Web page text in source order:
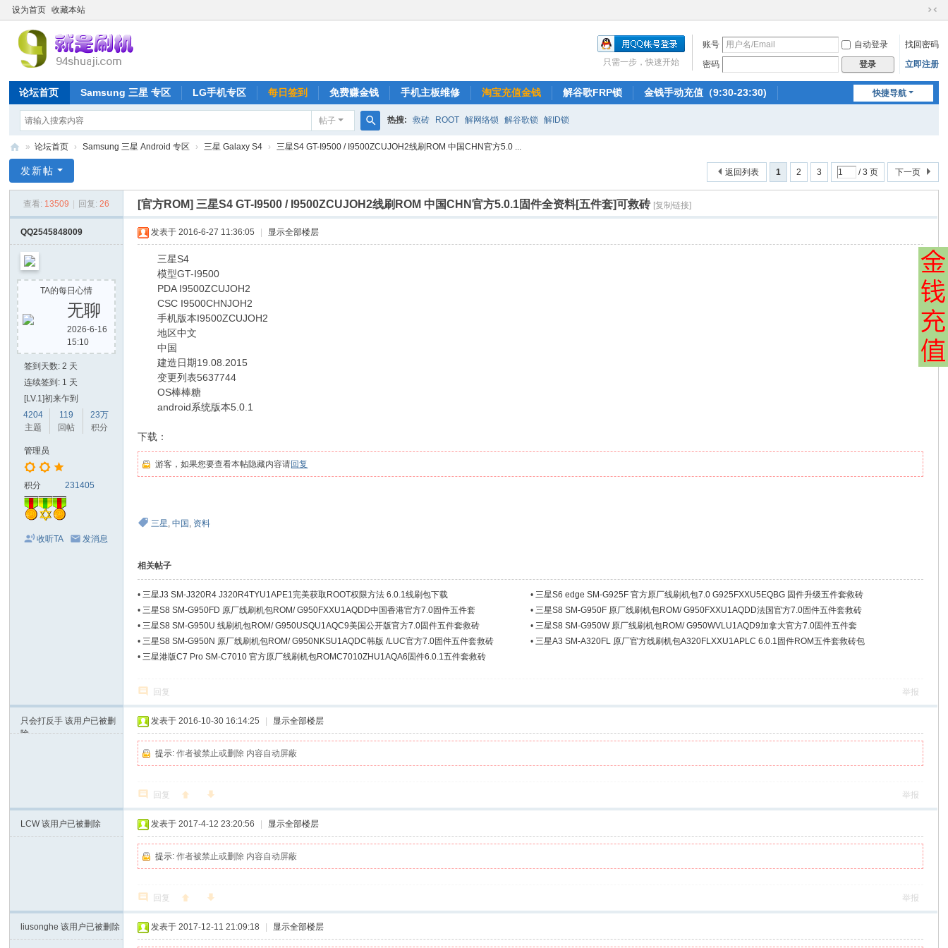
设为首页 收藏本站
切
到
窄
账号 自动登录
找回密码
密码
登录 立即注册
只需一步，快速开始
快捷导航
论坛首页 Samsung 三星 专区 LG手机专区 每日签到 免费赚金钱 手机主板维修 淘宝充值金钱 解谷歌FRP锁 金钱手动充值（9:30-23:30)
帖子
搜
热搜: 救砖 ROOT 解网络锁 解谷歌锁 解ID锁
是
机
» 论坛首页 › Samsung 三星 Android 专区 › 三星 Galaxy S4 › 三星S4 GT-I9500 / I9500ZCUJOH2线刷ROM 中国CHN官方5.0 ...
1 2 3 / 3 页 下一页
返回列表
发新帖
查看: 13509 回复: 26 [官方ROM] 三星S4 GT-I9500 / I9500ZCUJOH2线刷ROM 中国CHN官方5.0.1固件全资料[五件套]可救砖 [复制链接]
QQ2545848009
TA的每日心情
无聊
2026-6-16
15:10
签到天数: 2 天
连续签到: 1 天
[LV.1]初来乍到
4204
主题
119
回帖
23万
积分
管理员
积分 231405
收听TA 发消息
发表于 2016-6-27 11:36:05 显示全部楼层
三星S4
模型GT-I9500
PDA I9500ZCUJOH2
CSC I9500CHNJOH2
手机版本I9500ZCUJOH2
地区中文
中国
建造日期19.08.2015
变更列表5637744
OS棒棒糖
android系统版本5.0.1
下载：
游客，如果您要查看本帖隐藏内容请回复
三星,中国 , 资料
相关帖子
•三星J3 SM-J320R4 J320R4TYU1APE1完美获取ROOT权限方法 6.0.1线刷包下载 •三星S6 edge SM-G925F 官方原厂线刷机包7.0 G925FXXU5EQBG 固件升级五件套救砖
•三星S8 SM-G950FD 原厂线刷机包ROM/ G950FXXU1AQDD中国香港官方7.0固件五件套 •三星S8 SM-G950F 原厂线刷机包ROM/ G950FXXU1AQDD法国官方7.0固件五件套救砖
•三星S8 SM-G950U 线刷机包ROM/ G950USQU1AQC9美国公开版官方7.0固件五件套救砖 •三星S8 SM-G950W 原厂线刷机包ROM/ G950WVLU1AQD9加拿大官方7.0固件五件套
•三星S8 SM-G950N 原厂线刷机包ROM/ G950NKSU1AQDC韩版 /LUC官方7.0固件五件套救砖 •三星A3 SM-A320FL 原厂官方线刷机包A320FLXXU1APLC 6.0.1固件ROM五件套救砖包
•三星港版C7 Pro SM-C7010 官方原厂线刷机包ROMC7010ZHU1AQA6固件6.0.1五件套救砖
回复 举报
只会打反手该用户已被删
除
发表于 2016-10-30 16:14:25 显示全部楼层
提示:作者被禁止或删除 内容自动屏蔽
回复 举报
LCW该用户已被删除 发表于 2017-4-12 23:20:56 显示全部楼层
提示:作者被禁止或删除 内容自动屏蔽
回复 举报
liusonghe该用户已被删除 发表于 2017-12-11 21:09:18 显示全部楼层